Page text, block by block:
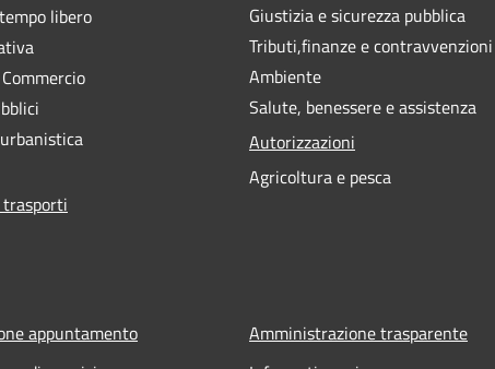
libero
Giustizia e sicurezza pubblica
Tributi,finanze e contravvenzioni
Ambiente
Salute, benessere e assistenza
Autorizzazioni
Agricoltura e pesca
appuntamento
Amministrazione trasparente